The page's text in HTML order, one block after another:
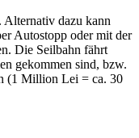
Alternativ dazu kann
Autostopp oder mit der
Die Seilbahn fährt
gekommen sind, bzw.
(1 Million Lei = ca. 30